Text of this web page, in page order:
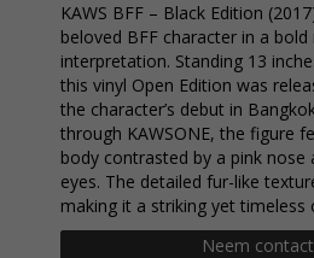
KAWS BFF – Black Edition
beloved BFF character in a
interpretation. Standing 13
this vinyl Open Edition was
the character’s debut in
through KAWSONE, the figure
body contrasted by a pink nose
eyes. The detailed fur-like
making it a striking yet timeless
Neem